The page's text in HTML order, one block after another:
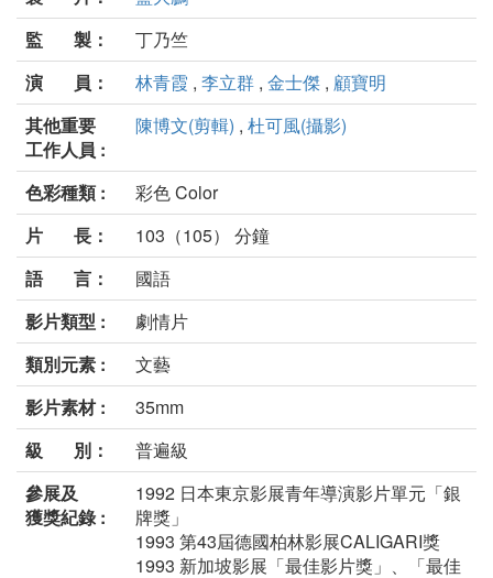
監 製：
丁乃竺
演 員：
林青霞 , 李立群 , 金士傑 , 顧寶明
其他重要
工作人員 :
陳博文(剪輯) , 杜可風(攝影)
色彩種類 :
彩色 Color
片 長：
103（105） 分鐘
語 言：
國語
影片類型 :
劇情片
類別元素 :
文藝
影片素材 :
35mm
級 別：
普遍級
參展及
獲獎紀錄 :
1992 日本東京影展青年導演影片單元「銀
牌獎」
1993 第43屆德國柏林影展CALIGARI獎
1993 新加坡影展「最佳影片獎」、「最佳